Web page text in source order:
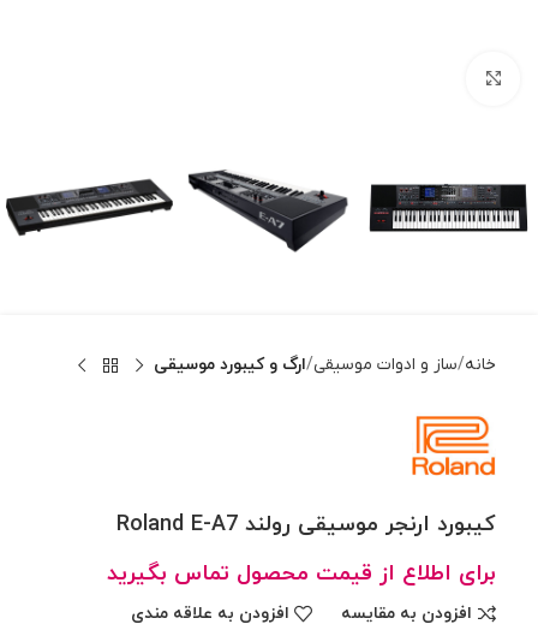
خانه ساز و ادوات موسیقی ارگ و کیبورد موسیقی
کیبورد ارنجر موسیقی رولند Roland E-A7
برای اطلاع از قیمت محصول تماس بگیرید
افزودن به مقایسه افزودن به علاقه مندی